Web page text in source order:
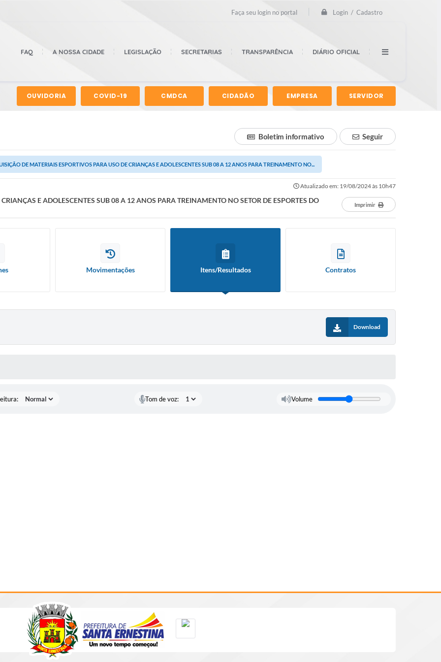
Faça seu login no portal Login / Cadastro
FAQ A NOSSA CIDADE LEGISLAÇÃO SECRETARIAS TRANSPARÊNCIA DIÁRIO OFICIAL
OUVIDORIA COVID-19 CMDCA CIDADÃO EMPRESA SERVIDOR
Seguir
Boletim informativo
DE MATERIAIS ESPORTIVOS PARA USO DE CRIANÇAS E ADOLESCENTES SUB 08 A 12 ANOS PARA TREINAMENTO NO...
Atualizado em: 19/08/2024 às 10h47
E ADOLESCENTES SUB 08 A 12 ANOS PARA TREINAMENTO NO SETOR DE ESPORTES DO
Imprimir
Movimentações Itens/Resultados Contratos
Download
Tom de voz: Volume